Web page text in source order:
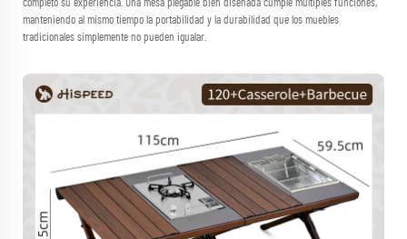
completo su experiencia. Una mesa plegable bien diseñada cumple múltiples funciones,
manteniendo al mismo tiempo la portabilidad y la durabilidad que los muebles
tradicionales simplemente no pueden igualar.